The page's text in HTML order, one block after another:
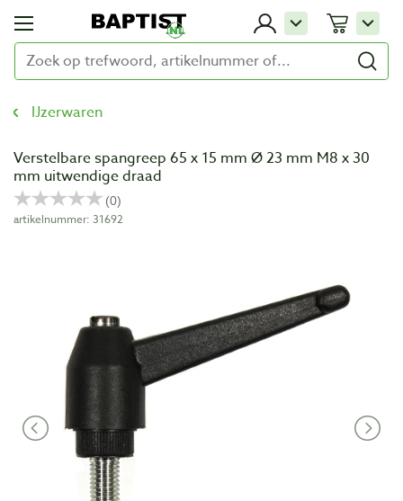
IJzerwaren
Verstelbare spangreep 65 x 15 mm Ø 23 mm M8 x 30
mm uitwendige draad
artikelnummer: 31692